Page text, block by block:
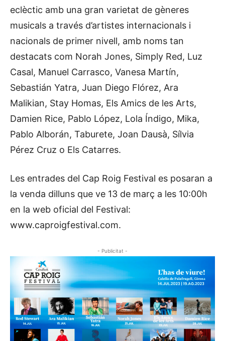
eclèctic amb una gran varietat de gèneres
musicals a través d’artistes internacionals i
nacionals de primer nivell, amb noms tan
destacats com Norah Jones, Simply Red, Luz
Casal, Manuel Carrasco, Vanesa Martín,
Sebastián Yatra, Juan Diego Flórez, Ara
Malikian, Stay Homas, Els Amics de les Arts,
Damien Rice, Pablo López, Lola Índigo, Mika,
Pablo Alborán, Taburete, Joan Dausà, Sílvia
Pérez Cruz o Els Catarres.
Les entrades del Cap Roig Festival es posaran a
la venda dilluns que ve 13 de març a les 10:00h
en la web oficial del Festival:
www.caproigfestival.com.
- Publicitat -